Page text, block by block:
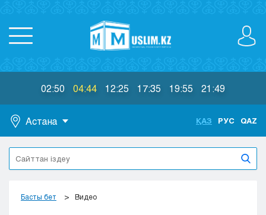
02:50 04:44 12:25 17:35 19:55 21:49
Астана
Астана
Алматы
ҚАЗ РУС QAZ
Басты бет Видео